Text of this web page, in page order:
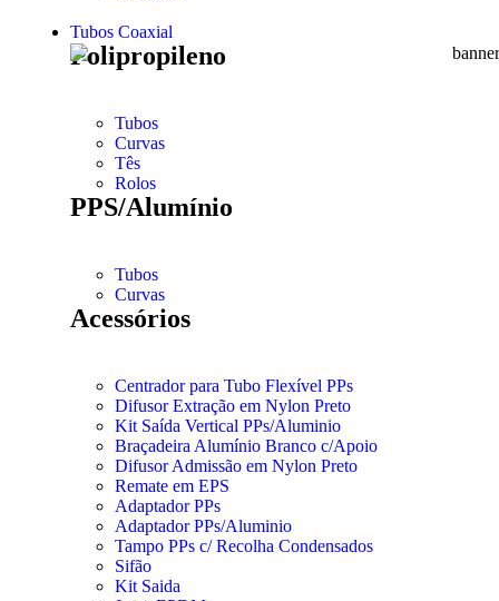
Tubos Coaxial
Polipropileno
Tubos
Curvas
Tês
Rolos
PPS/Alumínio
Tubos
Curvas
Acessórios
Centrador para Tubo Flexível PPs
Difusor Extração em Nylon Preto
Kit Saída Vertical PPs/Aluminio
Braçadeira Alumínio Branco c/Apoio
Difusor Admissão em Nylon Preto
Remate em EPS
Adaptador PPs
Adaptador PPs/Aluminio
Tampo PPs c/ Recolha Condensados
Sifão
Kit Saida